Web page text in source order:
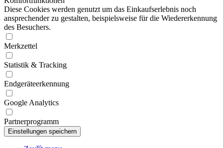
des Besuchers.
Merkzettel
Statistik & Tracking
Endgeräteerkennung
Google Analytics
Partnerprogramm
Zavřít menu